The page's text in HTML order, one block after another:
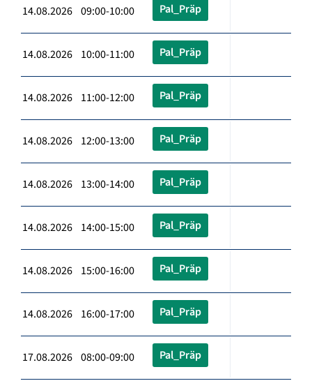
14.08.2026 09:00-10:00 Pal_Präp
14.08.2026 10:00-11:00 Pal_Präp
14.08.2026 11:00-12:00 Pal_Präp
14.08.2026 12:00-13:00 Pal_Präp
14.08.2026 13:00-14:00 Pal_Präp
14.08.2026 14:00-15:00 Pal_Präp
14.08.2026 15:00-16:00 Pal_Präp
14.08.2026 16:00-17:00 Pal_Präp
17.08.2026 08:00-09:00 Pal_Präp